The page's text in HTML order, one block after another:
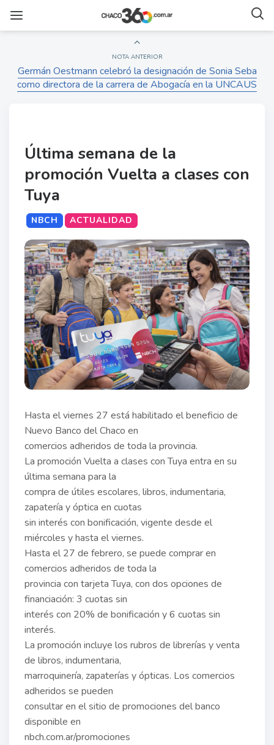
NOTA ANTERIOR
Germán Oestmann celebró la designación de Sonia Seba
como directora de la carrera de Abogacía en la UNCAUS
Última semana de la
promoción Vuelta a clases con
Tuya
NBCH ACTUALIDAD
Hasta el viernes 27 está habilitado el beneficio de
Nuevo Banco del Chaco en
comercios adheridos de toda la provincia.
La promoción Vuelta a clases con Tuya entra en su
última semana para la
compra de útiles escolares, libros, indumentaria,
zapatería y óptica en cuotas
sin interés con bonificación, vigente desde el
miércoles y hasta el viernes.
Hasta el 27 de febrero, se puede comprar en
comercios adheridos de toda la
provincia con tarjeta Tuya, con dos opciones de
financiación: 3 cuotas sin
interés con 20% de bonificación y 6 cuotas sin
interés.
La promoción incluye los rubros de librerías y venta
de libros, indumentaria,
marroquinería, zapaterías y ópticas. Los comercios
adheridos se pueden
consultar en el sitio de promociones del banco
disponible en
nbch.com.ar/promociones